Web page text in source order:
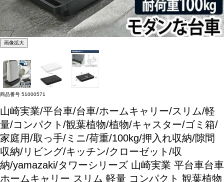
画像拡大
商品番号 51000571
山崎実業/平台車/台車/ホームキャリー/スリム/軽
量/コンパクト/観葉植物/植物/キャスター/ゴミ箱/
家庭用/取っ手/ミニ/荷重/100kg/押入れ収納/隙間
収納/リビング/キッチン/クローゼット/収
納/yamazaki/タワーシリーズ 山崎実業 平台車台車
ホームキャリー スリム 軽量 コンパクト 観葉植物